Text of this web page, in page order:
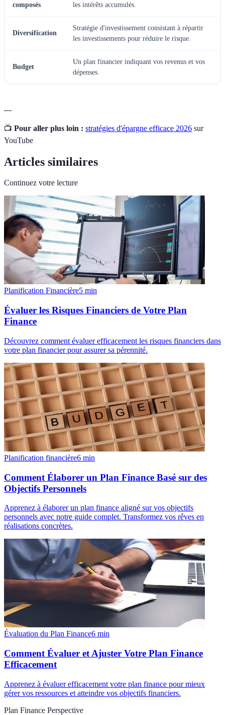
composés
les intérêts accumulés.
Diversification
Stratégie d'investissement consistant à répartir
les investissements pour réduire le risque.
Budget
Un plan financier indiquant vos revenus et vos
dépenses.
---
📺 Pour aller plus loin : stratégies d'épargne efficace 2026 sur
YouTube
Articles similaires
Continuez votre lecture
Planification Financière5 min
Évaluer les Risques Financiers de Votre Plan
Finance
Découvrez comment évaluer efficacement les risques financiers dans
votre plan financier pour assurer sa pérennité.
Planification financière6 min
Comment Élaborer un Plan Finance Basé sur des
Objectifs Personnels
Apprenez à élaborer un plan finance aligné sur vos objectifs
personnels avec notre guide complet. Transformez vos rêves en
réalisations concrètes.
Évaluation du Plan Finance6 min
Comment Évaluer et Ajuster Votre Plan Finance
Efficacement
Apprenez à évaluer efficacement votre plan finance pour mieux
gérer vos ressources et atteindre vos objectifs financiers.
Plan Finance Perspective